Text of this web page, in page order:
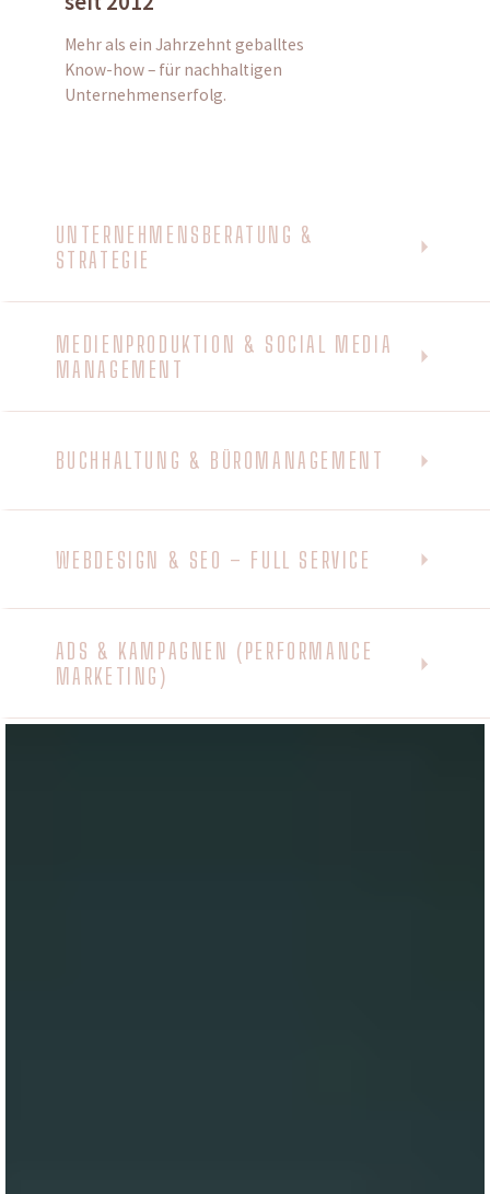
Mehr als ein Jahrzehnt geballtes
Know-how – für nachhaltigen
Unternehmenserfolg.
UNTERNEHMENSBERATUNG &
STRATEGIE
MEDIENPRODUKTION & SOCIAL MEDIA
MANAGEMENT
BUCHHALTUNG & BÜROMANAGEMENT
WEBDESIGN & SEO – FULL SERVICE
ADS & KAMPAGNEN (PERFORMANCE
MARKETING)